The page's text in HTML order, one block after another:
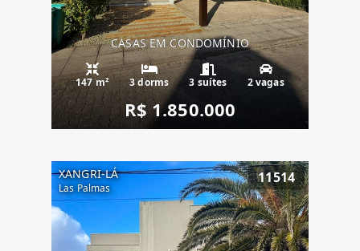
CASAS EM CONDOMÍNIO
147 m² 3 dorms 3 suítes 2 vagas
R$ 1.850.000
XANGRI-LÁ
Las Palmas
11514